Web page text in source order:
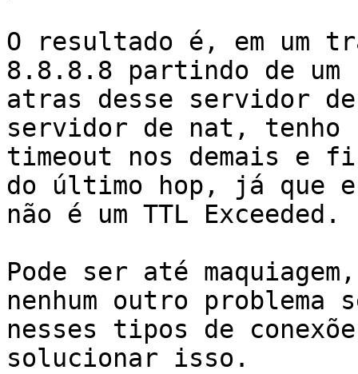
O resultado é, em um
8.8.8.8 partindo de um
atras desse servidor
servidor de nat, tenho
timeout nos demais e
do último hop, já que
não é um TTL Exceeded.
Pode ser até
nenhum outro problema
nesses tipos de
solucionar isso.